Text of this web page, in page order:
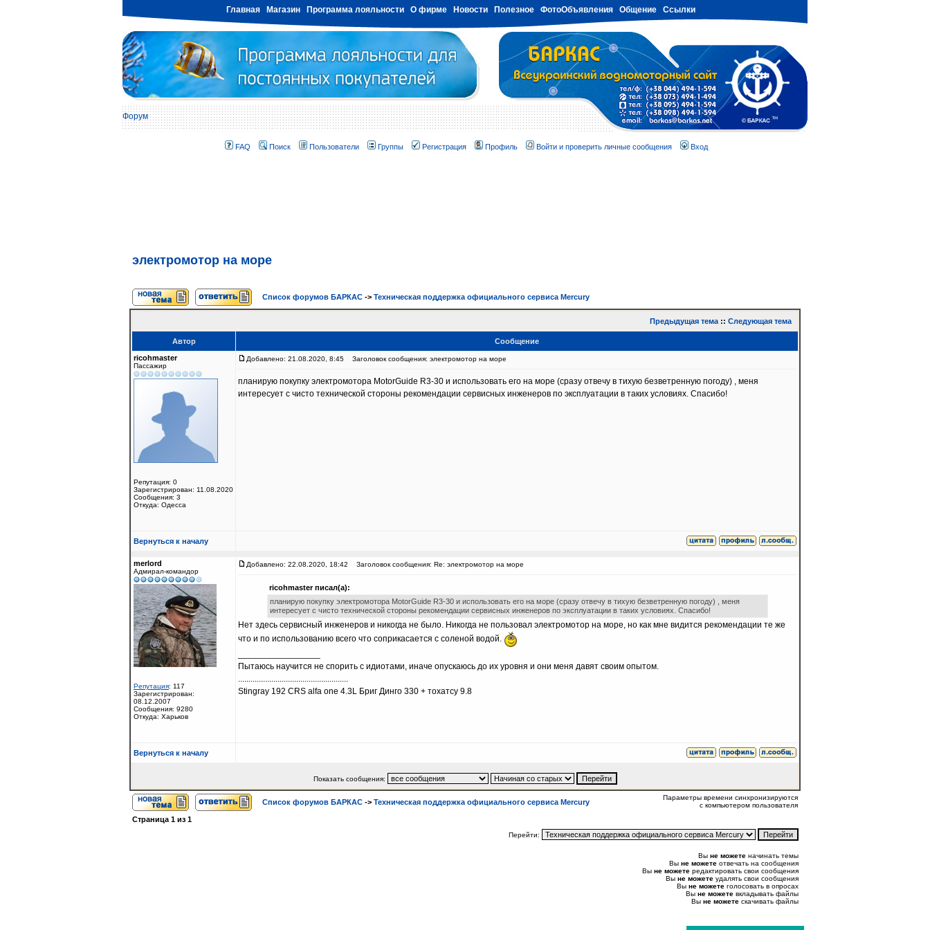
Главная Магазин Программа лояльности О фирме Новости Полезное ФотоОбъявления Общение Ссылки
Форум
FAQ Поиск Пользователи Группы Регистрация Профиль Войти и проверить личные сообщения Вход
электромотор на море
Список форумов БАРКАС -> Техническая поддержка официального сервиса Mercury
Предыдущая тема :: Следующая тема
Автор
Сообщение
ricohmaster
Пассажир
Репутация: 0
Зарегистрирован: 11.08.2020
Сообщения: 3
Откуда: Одесса
Добавлено: 21.08.2020, 8:45 Заголовок сообщения: электромотор на море
планирую покупку электромотора MotorGuide R3-30 и использовать его на море (сразу отвечу в тихую безветренную погоду) , меня
интересует с чисто технической стороны рекомендации сервисных инженеров по эксплуатации в таких условиях. Спасибо!
Вернуться к началу
merlord
Адмирал-командор
Репутация: 117
Зарегистрирован:
08.12.2007
Сообщения: 9280
Откуда: Харьков
Добавлено: 22.08.2020, 18:42 Заголовок сообщения: Re: электромотор на море
ricohmaster писал(а):
планирую покупку электромотора MotorGuide R3-30 и использовать его на море (сразу отвечу в тихую безветренную погоду) , меня
интересует с чисто технической стороны рекомендации сервисных инженеров по эксплуатации в таких условиях. Спасибо!
Нет здесь сервисный инженеров и никогда не было. Никогда не пользовал электромотор на море, но как мне видится рекомендации те же
что и по использованию всего что соприкасается с соленой водой.
Пытаюсь научится не спорить с идиотами, иначе опускаюсь до их уровня и они меня давят своим опытом.
.....................................................
Stingray 192 CRS alfa one 4.3L Бриг Динго 330 + тохатсу 9.8
Вернуться к началу
Показать сообщения:
Список форумов БАРКАС -> Техническая поддержка официального сервиса Mercury
Параметры времени синхронизируются
с компьютером пользователя
Страница 1 из 1
Перейти:
Вы не можете начинать темы
Вы не можете отвечать на сообщения
Вы не можете редактировать свои сообщения
Вы не можете удалять свои сообщения
Вы не можете голосовать в опросах
Вы не можете вкладывать файлы
Вы не можете скачивать файлы